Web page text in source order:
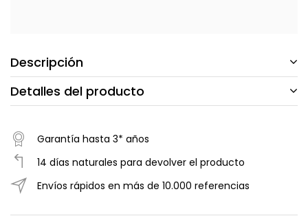
Descripción
Detalles del producto
Garantía hasta 3* años
14 días naturales para devolver el producto
Envíos rápidos en más de 10.000 referencias